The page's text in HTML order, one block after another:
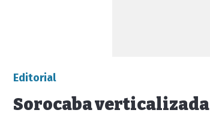
Editorial
Sorocaba verticalizada